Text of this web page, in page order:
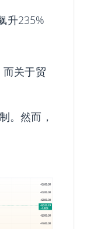
升235%
关于贸
。然而，